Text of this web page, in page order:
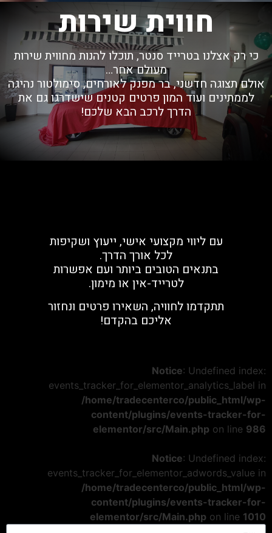
חווית שירות
כי רק אצלנו בטרייד סנטר, תוכלו להנות מחווית שירות
מעולם אחר…
אולם תצוגה חדשני, בר מפנק לאורחים, סימולטור נהיגה
לממתינים ועוד המון פרטים קטנים שישדרגו גם את
הדרך לרכב הבא שלכם!
עם ליווי מקצועי אישי, ייעוץ ושקיפות
לכל אורך הדרך.
בתנאים הטובים ביותר ועם אפשרות
לטרייד-אין או מימון.
תתקדמו לחוויה, השאירו פרטים ונחזור
אליכם בהקדם!
Notice: Undefined index:
events_tracker_for_elementor_analytics_label in
/home/tradecenterco/public_html/wp-
content/plugins/events-tracker-for-
elementor/src/Main.php on line 986
Notice: Undefined index:
events_tracker_for_elementor_adwords_value in
/home/tradecenterco/public_html/wp-
content/plugins/events-tracker-for-
elementor/src/Main.php on line 1010